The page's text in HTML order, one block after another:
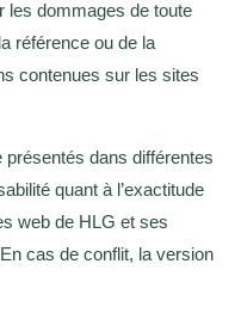
les dommages de toute
référence ou de la
contenues sur les sites
dans différentes
quant à l’exactitude
web de HLG et ses
cas de conflit, la version